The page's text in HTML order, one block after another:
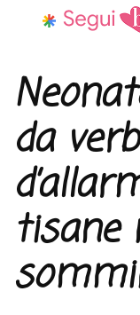
da
tisane